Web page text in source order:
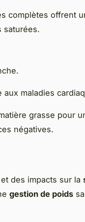
complètes offrent
saturées.
maladies
grasse pour
négatives.
et des impacts sur la
gestion de poids